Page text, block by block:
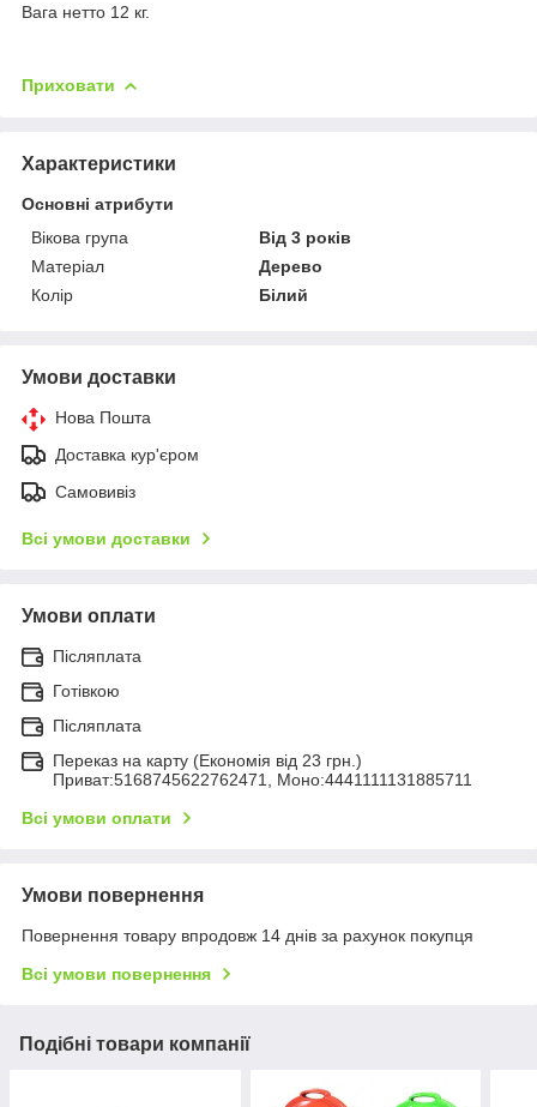
Вага нетто 12 кг.
Приховати
Характеристики
Основні атрибути
Вікова група
Від 3 років
Матеріал
Дерево
Колір
Білий
Умови доставки
Нова Пошта
Доставка кур'єром
Самовивіз
Всі умови доставки
Умови оплати
Післяплата
Готівкою
Післяплата
Переказ на карту (Економія від 23 грн.)
Приват:5168745622762471, Моно:4441111131885711
Всі умови оплати
Умови повернення
Повернення товару впродовж 14 днів за рахунок покупця
Всі умови повернення
Подібні товари компанії